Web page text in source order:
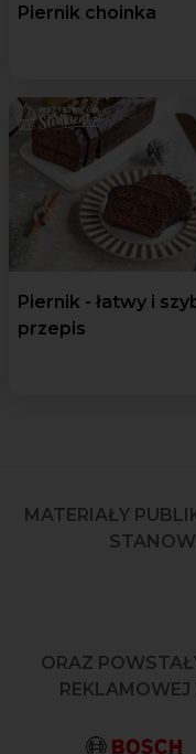
Piernik choinka
Piernik - łatwy i
przepis
MATERIAŁY
ORAZ